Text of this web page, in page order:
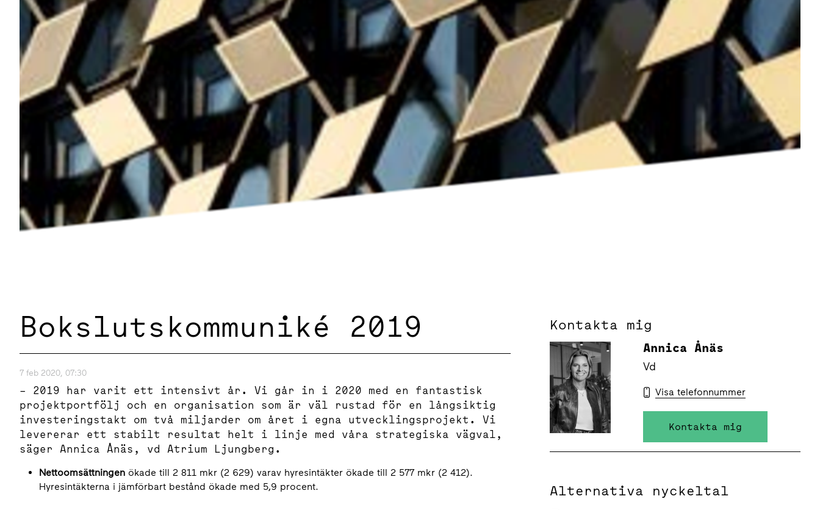
Bokslutskommuniké 2019
7 feb 2020, 07:30
– 2019 har varit ett intensivt år. Vi går in i 2020 med en fantastisk
projektportfölj och en organisation som är väl rustad för en långsiktig
investeringstakt om två miljarder om året i egna utvecklingsprojekt. Vi
levererar ett stabilt resultat helt i linje med våra strategiska vägval,
säger Annica Ånäs, vd Atrium Ljungberg.
Nettoomsättningen ökade till 2 811 mkr (2 629) varav hyresintäkter ökade till 2 577 mkr (2 412).
Hyresintäkterna i jämförbart bestånd ökade med 5,9 procent.
Kontakta mig
Annica Ånäs
Vd
Visa telefonnummer
Kontakta mig
Alternativa nyckeltal